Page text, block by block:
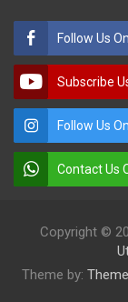
Follow Us
Subscribe
Follow Us
Contact Us
Copyright ©
Theme by: